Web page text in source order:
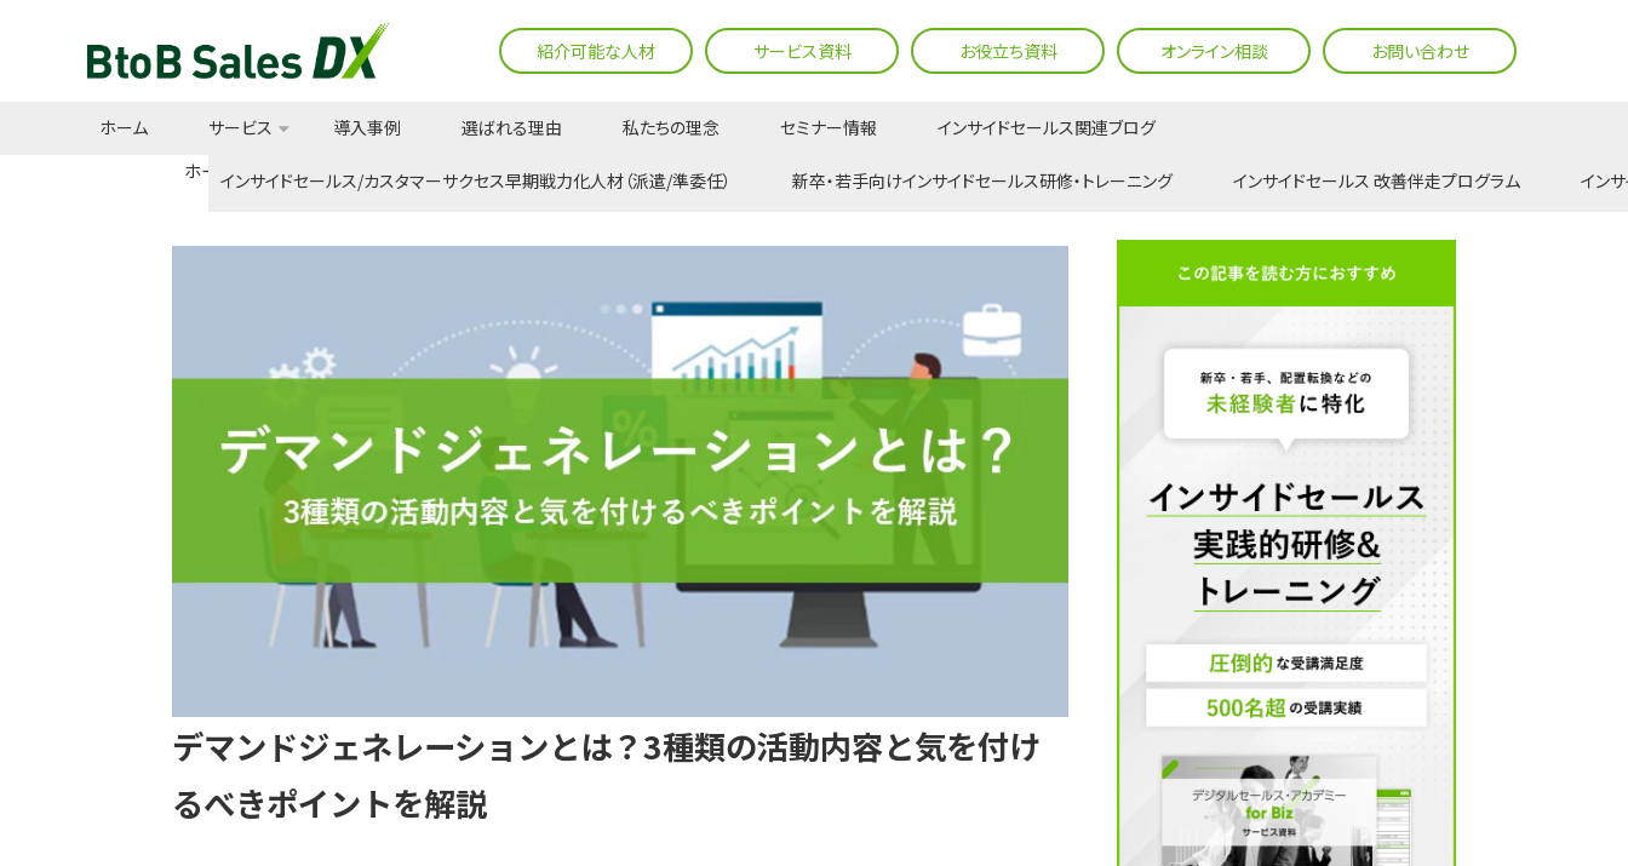
紹介可能な人材 サービス資料 お役立ち資料 オンライン相談 お問い合わせ
ホーム サービス
インサイドセールス/カスタマーサクセス早期戦力化人材（派遣/準委任） 新卒・若手向けインサイドセールス研修・トレーニング インサイドセールス 改善伴走プログラム イン
導入事例 選ばれる理由 私たちの理念 セミナー情報 インサイドセールス関連ブログ
ホーム 全ての記事 デマンドジェネレーションとは？3種類の活動内容と気を付けるべきポイントを解説
デマンドジェネレーションとは？3種類の活動内容と気を付け
るべきポイントを解説